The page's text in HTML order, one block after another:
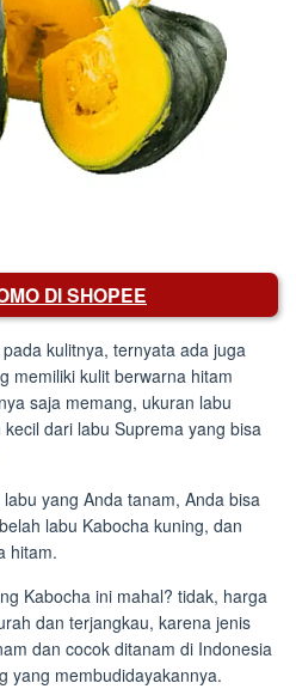
DI SHOPEE
kulitnya, ternyata ada juga
memiliki kulit berwarna hitam
saja memang, ukuran labu
dari labu Suprema yang bisa
yang Anda tanam, Anda bisa
labu Kabocha kuning, dan
hitam.
Kabocha ini mahal? tidak, harga
dan terjangkau, karena jenis
dan cocok ditanam di Indonesia
yang membudidayakannya.